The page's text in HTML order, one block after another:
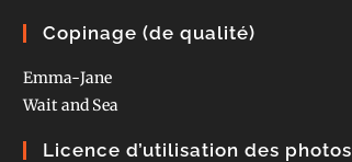
Copinage (de qualité)
Emma-Jane
Wait and Sea
Licence d’utilisation des photos